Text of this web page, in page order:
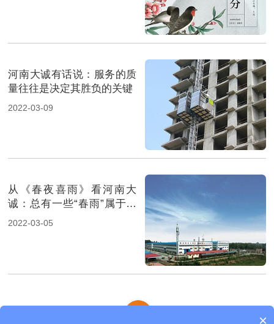
河南大诚有话说：服务的质
量往往是决定其胜负的关键
2022-03-09
从《春夜喜雨》看河南大
诚：总有一些“春雨”属于大
诚工人
2022-03-05
×